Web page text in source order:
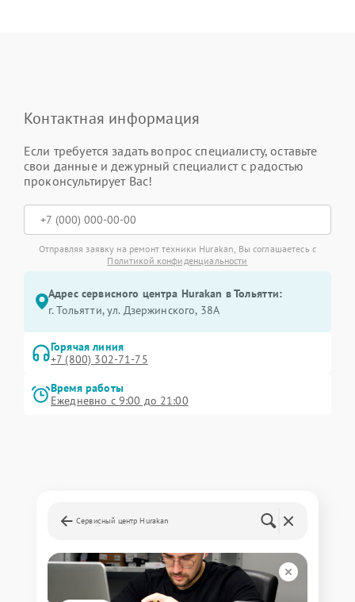
Контактная информация
Если требуется задать вопрос специалисту, оставьте
свои данные и дежурный специалист с радостью
проконсультирует Вас!
Отправляя заявку на ремонт техники Hurakan, Вы соглашаетесь с
Политикой конфиденциальности
Адрес сервисного центра Hurakan в Тольятти:
г. Тольятти, ул. Дзержинского, 38А
Горячая линия
+7 (800) 302-71-75
Время работы
Ежедневно с 9:00 до 21:00
Сервисный центр Hurakan